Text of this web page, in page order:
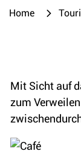
Home
Mit Sicht auf
zum